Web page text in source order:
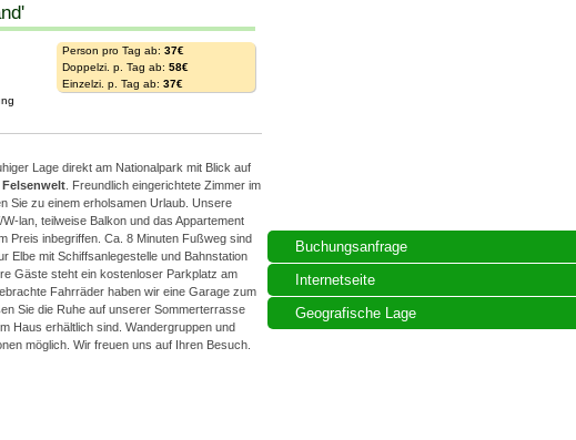
Buchungsanfrage
Internetseite
Geografische Lage
Person pro Tag ab: 37€
Doppelzi. p. Tag ab: 58€
Einzelzi. p. Tag ab: 37€
Lage direkt am Nationalpark mit Blick auf
Felsenwelt. Freundlich eingerichtete Zimmer im
Sie zu einem erholsamen Urlaub. Unsere
lan, teilweise Balkon und das Appartement
Preis inbegriffen. Ca. 8 Minuten Fußweg sind
Elbe mit Schiffsanlegestelle und Bahnstation
Gäste steht ein kostenloser Parkplatz am
Fahrräder haben wir eine Garage zum
Sie die Ruhe auf unserer Sommerterrasse
Haus erhältlich sind. Wandergruppen und
möglich. Wir freuen uns auf Ihren Besuch.